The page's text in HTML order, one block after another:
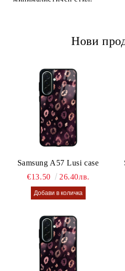
Нови
Samsung A57 Lusi case
€13.50
26.40лв.